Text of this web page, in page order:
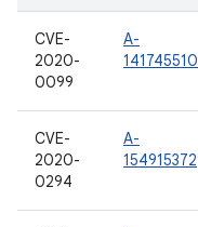
CVE-
2020-
0099
A-
141745510
CVE-
2020-
0294
A-
154915372